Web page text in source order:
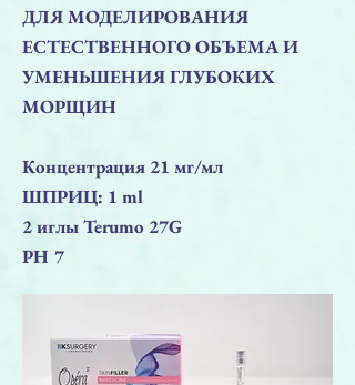
ДЛЯ МОДЕЛИРОВАНИЯ
ЕСТЕСТВЕННОГО ОБЪЕМА И
УМЕНЬШЕНИЯ ГЛУБОКИХ
МОРЩИН
Концентрация 21 мг/мл
ШПРИЦ: 1 ml
2 иглы Terumo 27G
PH 7